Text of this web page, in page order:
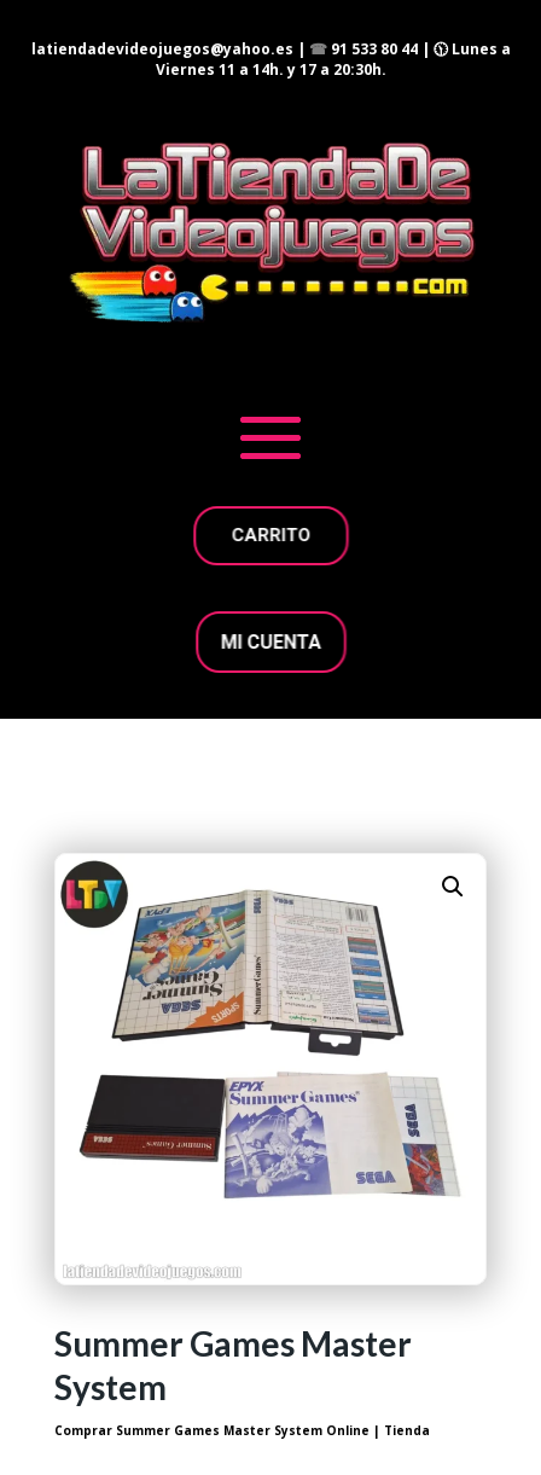
latiendadevideojuegos@yahoo.es | ☎ 91 533 80 44| 🕦 Lunes a
Viernes 11 a 14h. y 17 a 20:30h.
CARRITO
MI CUENTA
Summer Games Master
System
Comprar Summer Games Master System Online | Tienda